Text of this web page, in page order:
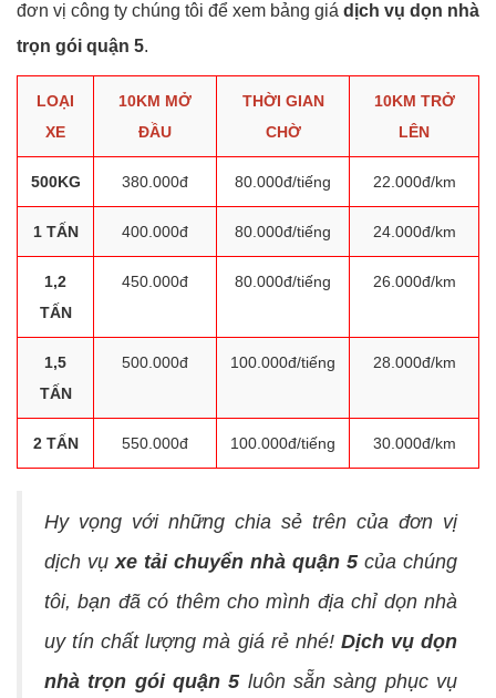
đơn vị công ty chúng tôi để xem bảng giá dịch vụ dọn nhà
trọn gói quận 5.
LOẠI
XE
10KM MỞ
ĐẦU
THỜI GIAN
CHỜ
10KM TRỞ
LÊN
500KG 380.000đ 80.000đ/tiếng 22.000đ/km
1 TẤN 400.000đ 80.000đ/tiếng 24.000đ/km
1,2
TẤN
450.000đ 80.000đ/tiếng 26.000đ/km
1,5
TẤN
500.000đ 100.000đ/tiếng 28.000đ/km
2 TẤN 550.000đ 100.000đ/tiếng 30.000đ/km
Hy vọng với những chia sẻ trên của đơn vị
dịch vụxe tải chuyển nhà quận 5 của chúng
tôi, bạn đã có thêm cho mình địa chỉ dọn nhà
uy tín chất lượng mà giá rẻ nhé! Dịch vụ dọn
nhà trọn gói quận 5luôn sẵn sàng phục vụ